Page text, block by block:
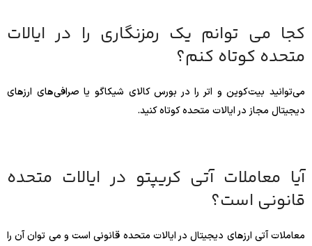
کجا می توانم یک رمزنگاری را در ایالات
متحده کوتاه کنم؟
می‌توانید بیت‌کوین و اتر را در بورس کالای شیکاگو یا صرافی‌های ارزهای
دیجیتال مجاز در ایالات متحده کوتاه کنید.
آیا معاملات آتی کریپتو در ایالات متحده
قانونی است؟
معاملات آتی ارزهای دیجیتال در ایالات متحده قانونی است و می توان آن را